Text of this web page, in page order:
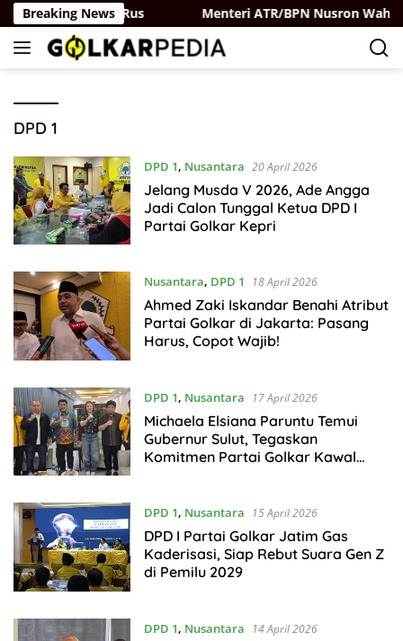
Langsung
ke
konten
Breaking News
Partai Belaya Rus Menteri ATR/BPN Nusron Wahid
DPD 1
DPD 1, Nusantara 20 April 2026
Jelang Musda V 2026, Ade Angga
Jadi Calon Tunggal Ketua DPD I
Partai Golkar Kepri
Nusantara, DPD 1 18 April 2026
Ahmed Zaki Iskandar Benahi Atribut
Partai Golkar di Jakarta: Pasang
Harus, Copot Wajib!
DPD 1, Nusantara 17 April 2026
Michaela Elsiana Paruntu Temui
Gubernur Sulut, Tegaskan
Komitmen Partai Golkar Kawal
DPD 1, Nusantara 15 April 2026
DPD I Partai Golkar Jatim Gas
Kaderisasi, Siap Rebut Suara Gen Z
di Pemilu 2029
DPD 1, Nusantara 14 April 2026